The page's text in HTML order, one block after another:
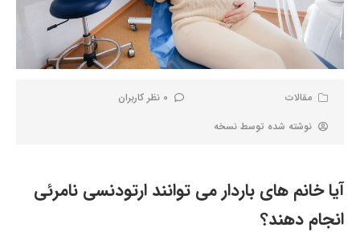
مقالات
0 نظر کاربران
نوشته شده توسط نسخه
آیا خانم های باردار می توانند ارتودنسی نامرئی
انجام دهند؟